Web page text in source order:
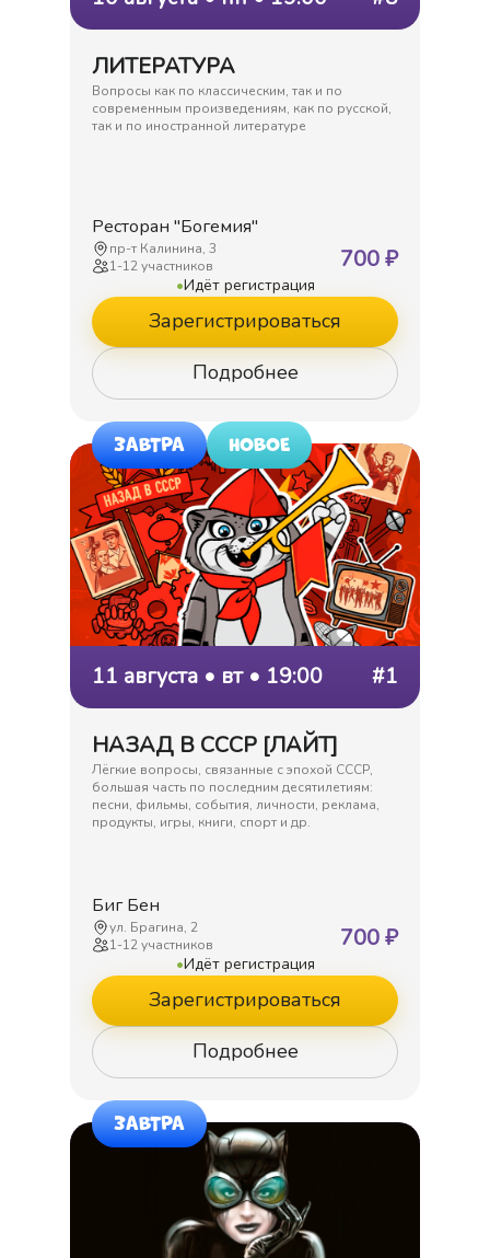
ЛИТЕРАТУРА
Вопросы как по классическим, так и по
современным произведениям, как по русской,
так и по иностранной литературе
Ресторан "Богемия"
пр-т Калинина, 3
1-12участников 700₽
•Идёт регистрация
Зарегистрироваться
Подробнее
ЗАВТРА НОВОЕ
11 августа • вт • 19:00 #1
НАЗАД В СССР [ЛАЙТ]
Лёгкие вопросы, связанные с эпохой СССР,
большая часть по последним десятилетиям:
песни, фильмы, события, личности, реклама,
продукты, игры, книги, спорт и др.
Биг Бен
ул. Брагина, 2
1-12участников 700₽
•Идёт регистрация
Зарегистрироваться
Подробнее
ЗАВТРА